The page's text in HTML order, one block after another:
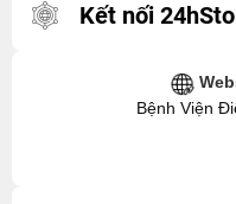
Kết nối
Bệnh Viện